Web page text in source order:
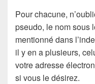
Pour chacune,
pseudo, le nom sous
mentionné dans
il y en a plusieurs,
votre adresse
si vous le désirez.